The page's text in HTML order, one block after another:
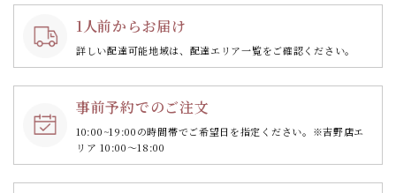
1人前からお届け
詳しい配達可能地域は、配達エリア一覧をご確認ください。
事前予約でのご注文
10:00~19:00の時間帯でご希望日を指定ください。 ※吉野店エ
リア 10:00～18:00